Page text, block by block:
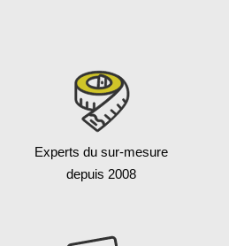
Experts du sur-mesure
depuis 2008